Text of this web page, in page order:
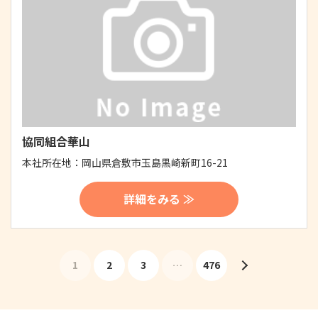
協同組合華山
本社所在地： 岡山県倉敷市玉島黒崎新町16-21
詳細をみる ≫
1 2 3 … 476